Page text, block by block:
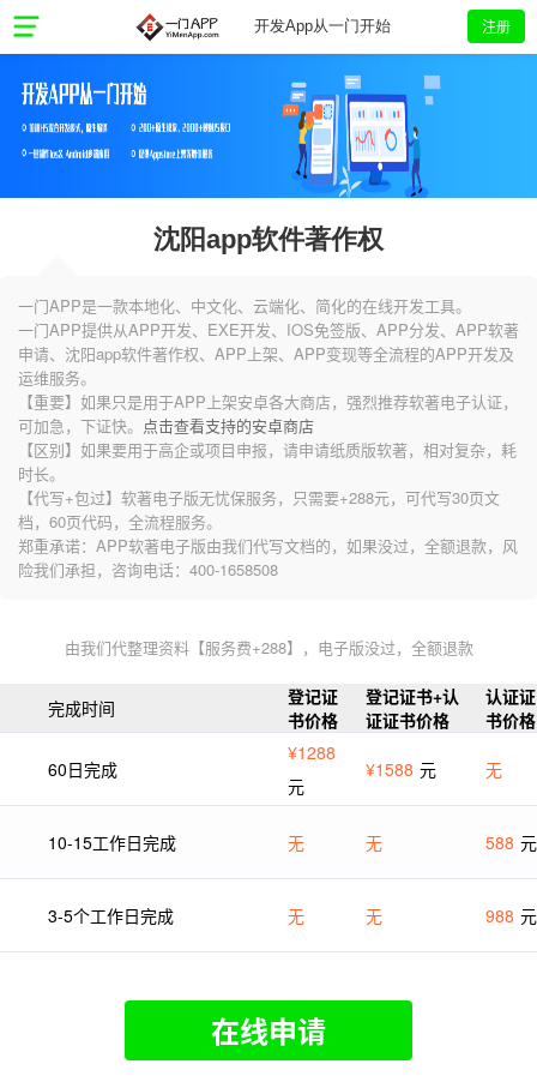
开发App从一门开始 注册
沈阳app软件著作权
一门APP是一款本地化、中文化、云端化、简化的在线开发工具。
一门APP提供从APP开发、EXE开发、IOS免签版、APP分发、APP软著
申请、沈阳app软件著作权、APP上架、APP变现等全流程的APP开发及
运维服务。
【重要】如果只是用于APP上架安卓各大商店，强烈推荐软著电子认证，
可加急，下证快。 点击查看支持的安卓商店
【区别】如果要用于高企或项目申报，请申请纸质版软著，相对复杂，耗
时长。
【代写+包过】软著电子版无忧保服务，只需要+288元，可代写30页文
档，60页代码，全流程服务。
郑重承诺：APP软著电子版由我们代写文档的，如果没过，全额退款，风
险我们承担，咨询电话：400-1658508
由我们代整理资料【服务费+288】，电子版没过，全额退款
完成时间
登记证
书价格
登记证书+认
证证书价格
认证证
书价格
60日完成
¥1288
元
¥1588 元 无
10-15工作日完成 无 无 588 元
3-5个工作日完成 无 无 988 元
在线申请